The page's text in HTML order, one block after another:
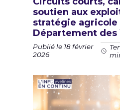
soutien aux
stratégie agricole
Département des
Publié le 18 février
2026